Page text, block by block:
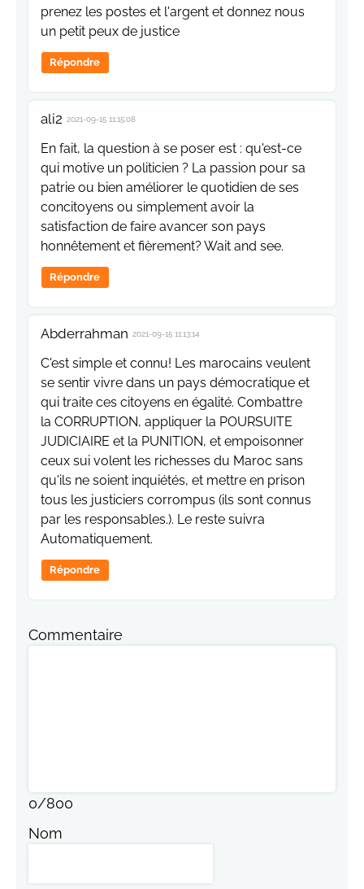
prenez les postes et l'argent et donnez nous
un petit peux de justice
Répondre
ali2 2021-09-15 11:15:08
En fait, la question à se poser est : qu'est-ce
qui motive un politicien ? La passion pour sa
patrie ou bien améliorer le quotidien de ses
concitoyens ou simplement avoir la
satisfaction de faire avancer son pays
honnêtement et fièrement? Wait and see.
Répondre
Abderrahman 2021-09-15 11:13:14
C'est simple et connu! Les marocains veulent
se sentir vivre dans un pays démocratique et
qui traite ces citoyens en égalité. Combattre
la CORRUPTION, appliquer la POURSUITE
JUDICIAIRE et la PUNITION, et empoisonner
ceux sui volent les richesses du Maroc sans
qu'ils ne soient inquiétés, et mettre en prison
tous les justiciers corrompus (ils sont connus
par les responsables.). Le reste suivra
Automatiquement.
Répondre
Commentaire
0/800
Nom